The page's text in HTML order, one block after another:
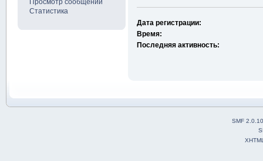
Просмотр сообщений
Статистика
Дата регистрации:
Время:
Последняя активность:
SMF